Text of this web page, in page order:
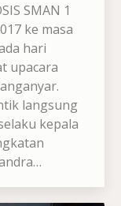
SMAN 1
ke masa
hari
upacara
langsung
kepala